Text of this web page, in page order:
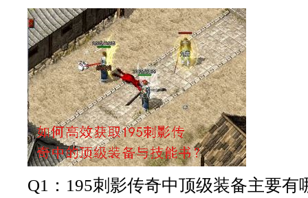
Q1：195刺影传奇中顶级装备主要有